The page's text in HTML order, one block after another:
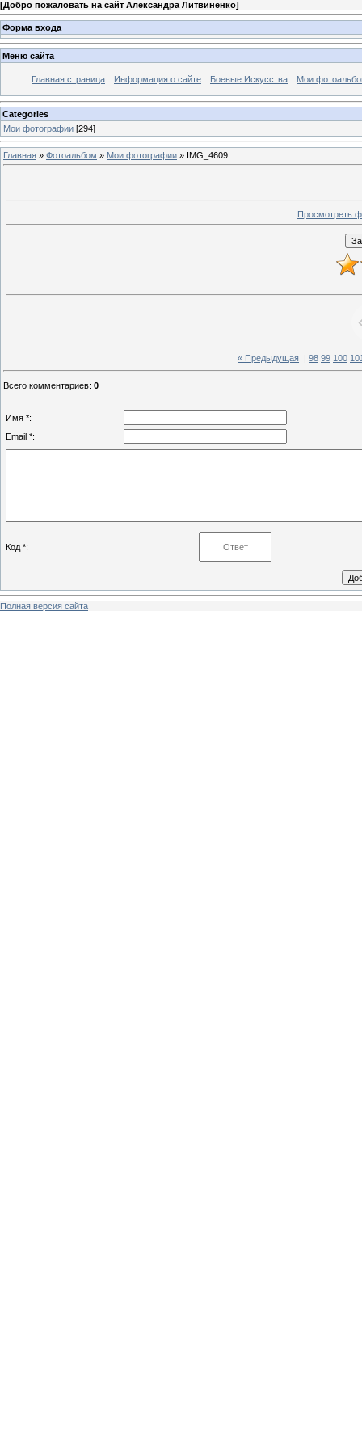
[Добро пожаловать на сайт Александра Литвиненко]
Форма входа
Меню сайта
Главная страница Информация о сайте Боевые Искусства Мои
Categories
Мои фотографии [294]
Главная » Фотоальбом » Мои фотографии » IMG_4609
Просмотреть
« Предыдущая 98 99 100
Всего комментариев: 0
Имя *:
Email *:
Код *:
Полная версия сайта